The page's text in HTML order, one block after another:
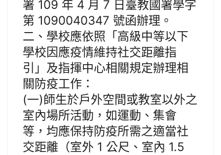
署 109 年 4 月 7 日臺教國署學字
第 1090040347 號函辦理。
二、學校應依照「高級中等以下
學校因應疫情維持社交距離指
引」及指揮中心相關規定辦理相
關防疫工作：
(一)師生於戶外空間或教室以外之
室內場所活動，如運動、集會
等，均應保持防疫所需之適當社
交距離（室外 1 公尺、室內 1.5